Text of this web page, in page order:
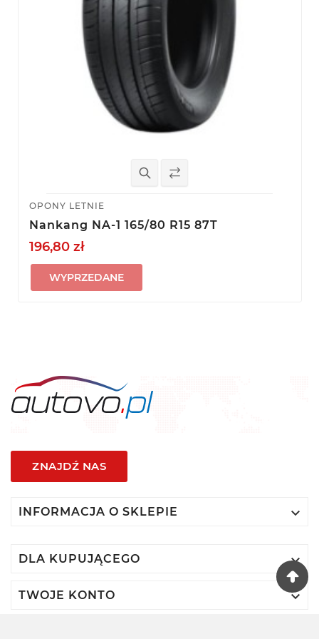
OPONY LETNIE
Nankang NA-1 165/80 R15 87T
196,80 zł
WYPRZEDANE
ZNAJDŹ NAS
INFORMACJA O SKLEPIE 
DLA KUPUJĄCEGO 
TWOJE KONTO 